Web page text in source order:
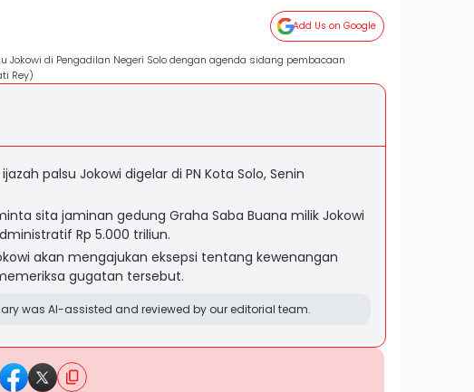
Add Us on Google
Jokowi di Pengadilan Negeri Solo dengan agenda sidang pembacaan
Rey)
palsu Jokowi digelar di PN Kota Solo, Senin
sita jaminan gedung Graha Saba Buana milik Jokowi
Rp 5.000 triliun.
akan mengajukan eksepsi tentang kewenangan
gugatan tersebut.
was AI-assisted and reviewed by our editorial team.